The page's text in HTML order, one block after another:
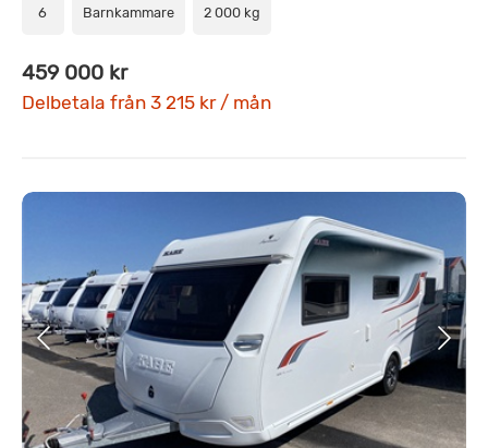
6 Barnkammare 2 000 kg
459 000 kr
Delbetala från 3 215 kr / mån